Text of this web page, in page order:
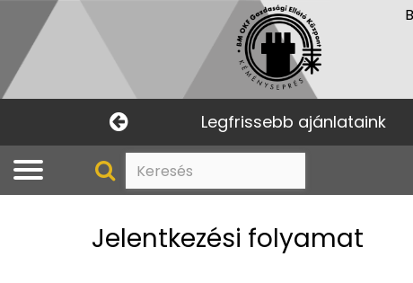
Legfrissebb ajánlataink
Jelentkezési folyamat